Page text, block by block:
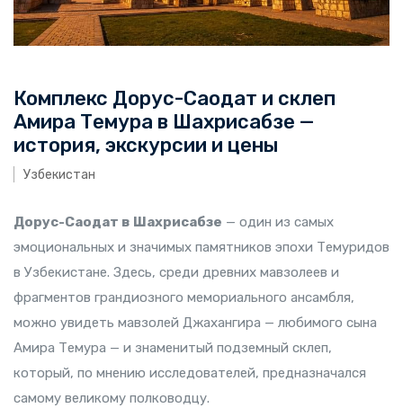
Комплекс Дорус-Саодат и склеп
Амира Темура в Шахрисабзе —
история, экскурсии и цены
Узбекистан
Дорус-Саодат в Шахрисабзе — один из самых
эмоциональных и значимых памятников эпохи Темуридов
в Узбекистане. Здесь, среди древних мавзолеев и
фрагментов грандиозного мемориального ансамбля,
можно увидеть мавзолей Джахангира — любимого сына
Амира Темура — и знаменитый подземный склеп,
который, по мнению исследователей, предназначался
самому великому полководцу.